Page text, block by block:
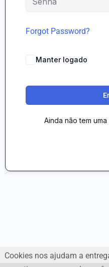
Forgot Password?
Manter logado
Ainda não tem uma
Cookies nos ajudam a